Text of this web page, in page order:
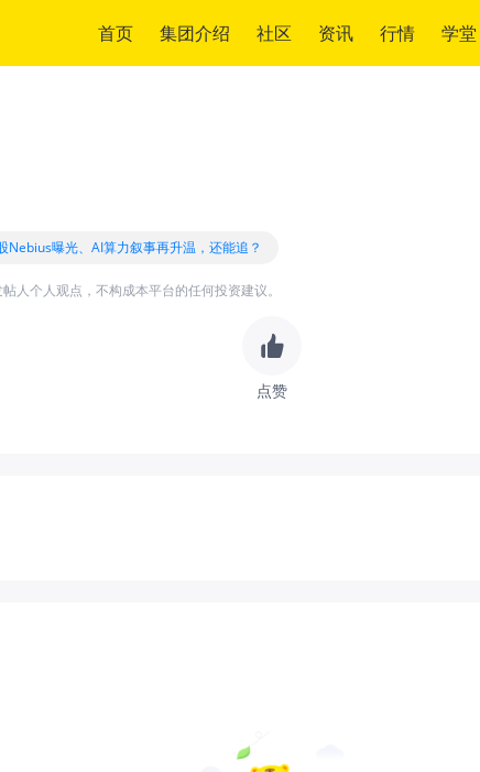
首页 集团介绍 社区 资讯 行情 学堂
Nebius曝光、AI算力叙事再升温，还能追？
人个人观点，不构成本平台的任何投资建议。
点赞